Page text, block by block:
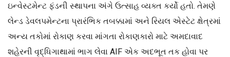
ઇન્વેસ્ટમેન્ટ ફંડની સ્થાપના અંગે ઉત્સાહ વ્યક્ત કર્યો હતો. તેમણે
લેન્ડ ડેવલપમેન્ટના પ્રારંભિક તબક્કામાં અને રિયલ એસ્ટેટ ક્ષેત્રમાં
અન્ય તકોમાં રોકાણ કરવા માંગતા રોકાણકારો માટે અમદાવાદ
શહેરની વૃદ્ધિગાથામાં ભાગ લેવા AIF એક અદભૂત તક હોવા પર